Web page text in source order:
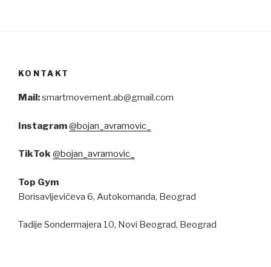
KONTAKT
Mail:smartmovement.ab@gmail.com
Instagram@bojan_avramovic_
TikTok@bojan_avramovic_
Top Gym
Borisavljevićeva 6, Autokomanda, Beograd
Tadije Sondermajera 10, Novi Beograd, Beograd